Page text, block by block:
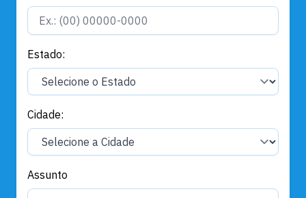
Estado:
Cidade:
Assunto